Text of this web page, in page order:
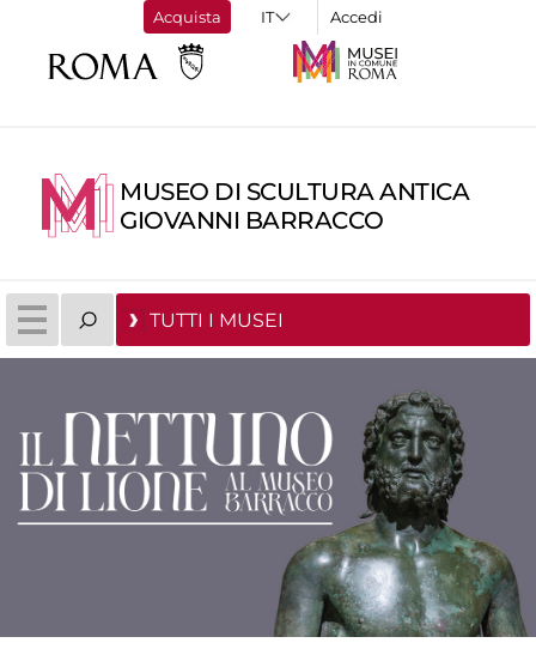
Acquista Accedi
MUSEO DI SCULTURA ANTICA
GIOVANNI BARRACCO
TUTTI I MUSEI